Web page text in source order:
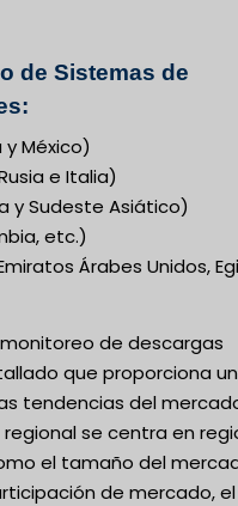
de Sistemas de
México)
e Italia)
y Sudeste Asiático)
etc.)
Árabes Unidos,
de descargas
que proporciona
tendencias del
se centra en
el tamaño del
de mercado, el